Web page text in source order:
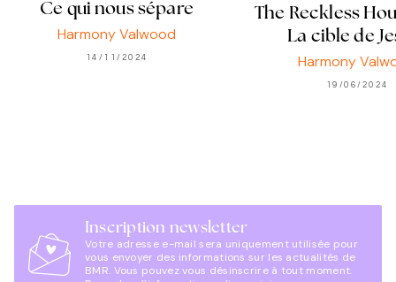
Ce qui nous sépare
Harmony Valwood
14/11/2024
The Reckless
La cible de
Harmony
19/06/2024
Inscription newsletter
Votre adresse e-mail sera uniquement utilisée pour
vous envoyer des informations sur les actualités de
BMR. Vous pouvez vous désinscrire à tout moment.